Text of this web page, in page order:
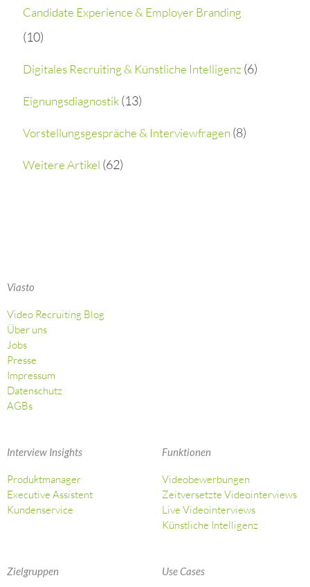
h
f
o
Candidate Experience & Employer Branding
(10)
Digitales Recruiting & Künstliche Intelligenz (6)
Eignungsdiagnostik(13)
Vorstellungsgespräche & Interviewfragen (8)
Weitere Artikel (62)
Viasto
Video Recruiting Blog
Über uns
Jobs
Presse
Impressum
Datenschutz
AGBs
Interview Insights
Produktmanager
Executive Assistent
Kundenservice
Funktionen
Videobewerbungen
Zeitversetzte Videointerviews
Live Videointerviews
Künstliche Intelligenz
Zielgruppen Use Cases